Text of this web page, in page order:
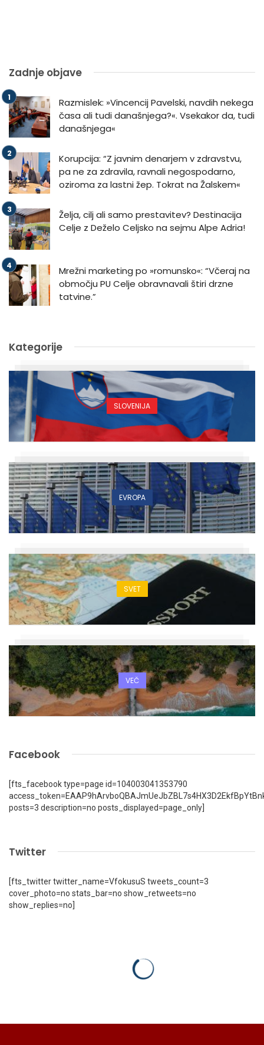
Zadnje objave
Razmislek: »Vincencij Pavelski, navdih nekega
časa ali tudi današnjega?«. Vsekakor da, tudi
današnjega«
Korupcija: “Z javnim denarjem v zdravstvu,
pa ne za zdravila, ravnali negospodarno,
oziroma za lastni žep. Tokrat na Žalskem«
Želja, cilj ali samo prestavitev? Destinacija
Celje z Deželo Celjsko na sejmu Alpe Adria!
Mrežni marketing po »romunsko«: “Včeraj na
območju PU Celje obravnavali štiri drzne
tatvine.”
Kategorije
SLOVENIJA
EVROPA
SVET
VEČ
Facebook
[fts_facebook type=page id=104003041353790
posts=3 description=no posts_displayed=page_only]
Twitter
[fts_twitter twitter_name=VfokusuS tweets_count=3
cover_photo=no stats_bar=no show_retweets=no
show_replies=no]